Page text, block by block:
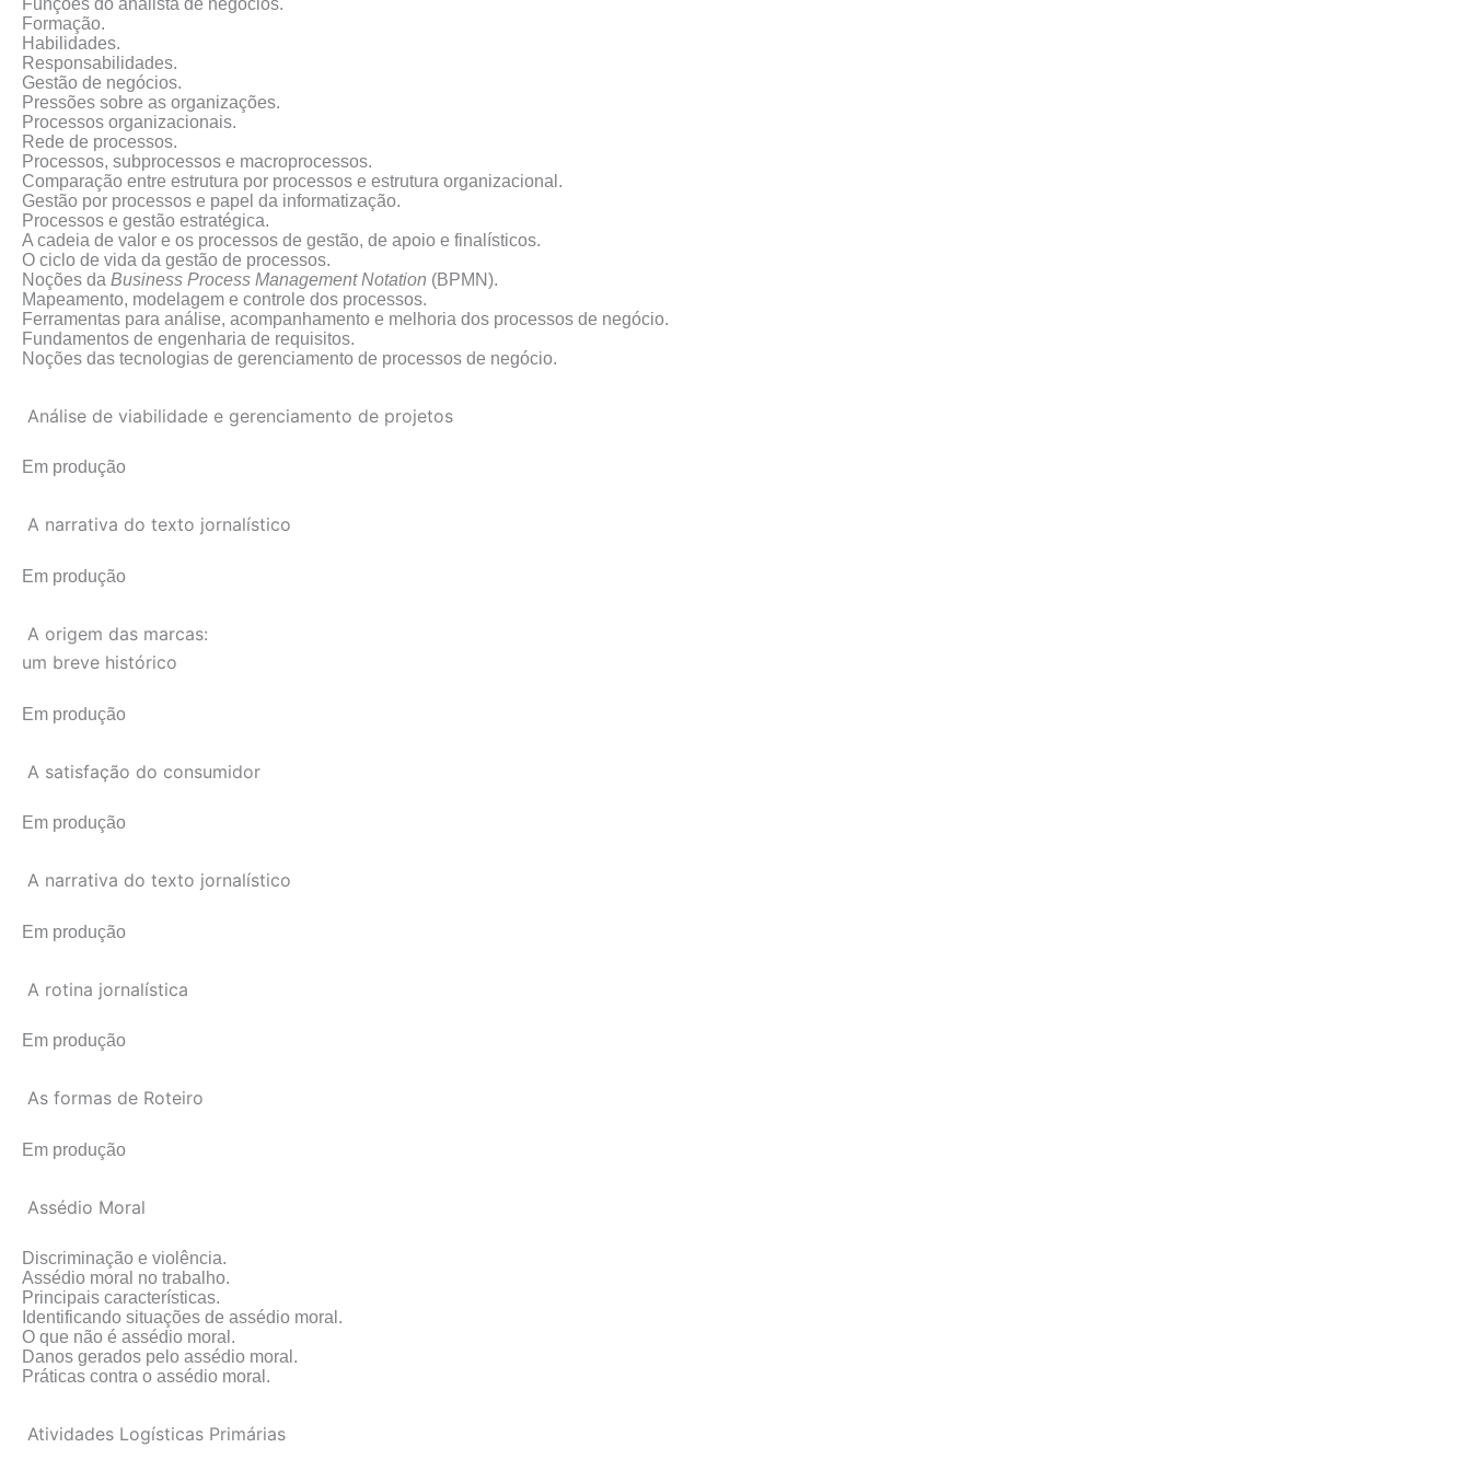
Formação.
Habilidades.
Responsabilidades.
Gestão de negócios.
Pressões sobre as organizações.
Processos organizacionais.
Rede de processos.
Processos, subprocessos e macroprocessos.
Comparação entre estrutura por processos e estrutura organizacional.
Gestão por processos e papel da informatização.
Processos e gestão estratégica.
A cadeia de valor e os processos de gestão, de apoio e finalísticos.
O ciclo de vida da gestão de processos.
Noções da Business Process Management Notation (BPMN).
Mapeamento, modelagem e controle dos processos.
Ferramentas para análise, acompanhamento e melhoria dos processos de negócio.
Fundamentos de engenharia de requisitos.
Noções das tecnologias de gerenciamento de processos de negócio.
Análise de viabilidade e gerenciamento de projetos
Em produção
A narrativa do texto jornalístico
Em produção
A origem das marcas:
um breve histórico
Em produção
A satisfação do consumidor
Em produção
A narrativa do texto jornalístico
Em produção
A rotina jornalística
Em produção
As formas de Roteiro
Em produção
Assédio Moral
Discriminação e violência.
Assédio moral no trabalho.
Principais características.
Identificando situações de assédio moral.
O que não é assédio moral.
Danos gerados pelo assédio moral.
Práticas contra o assédio moral.
Atividades Logísticas Primárias